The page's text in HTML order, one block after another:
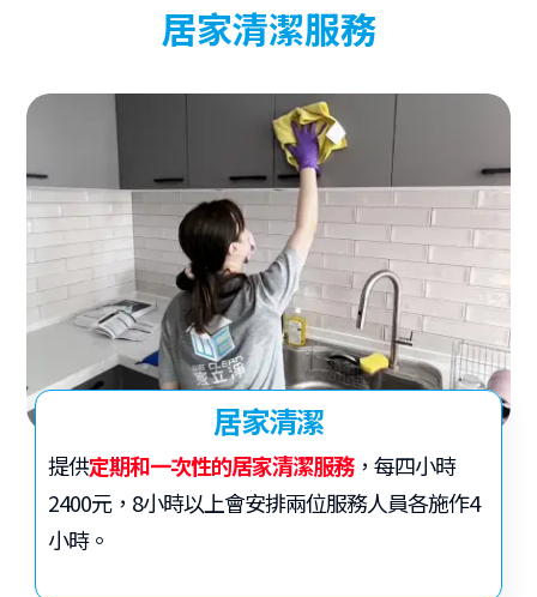
居家清潔服務
居家清潔
提供定期和一次性的居家清潔服務，每四小時
2400元，8小時以上會安排兩位服務人員各施作4
小時。